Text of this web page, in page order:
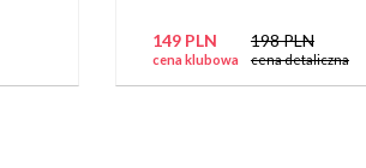
149 PLN
cena klubowa
198 PLN
cena detaliczna